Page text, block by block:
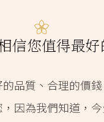
信您值得最好
品質、合理的價
因為我們知道，